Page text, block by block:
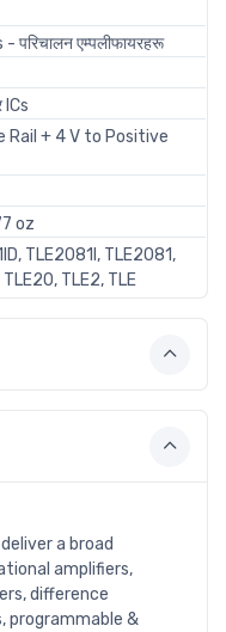
परिचालन एम्पलीफायरहरू
ICs
Rail + 4 V to Positive
oz
TLE2081I, TLE2081,
TLE2, TLE
a broad
amplifiers,
difference
programmable &